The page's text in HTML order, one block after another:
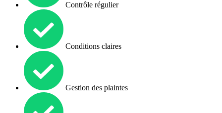
Contrôle régulier
Conditions claires
Gestion des plaintes